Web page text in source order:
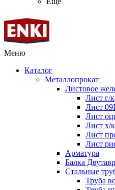
Меню
Каталог
Металлопрокат
Листовое
Лист г/к
Лист
Лист
Лист х/к
Лист
Лист
Арматура
Балка Двутавр
Стальные
Труба